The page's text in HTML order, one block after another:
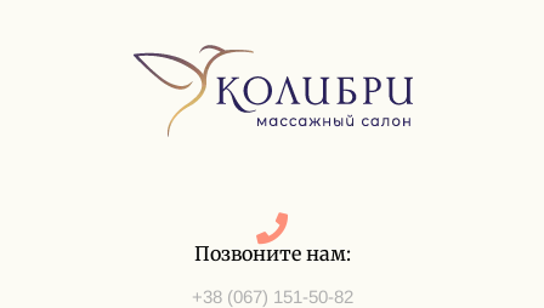
Позвоните нам:
+38 (067) 151-50-82